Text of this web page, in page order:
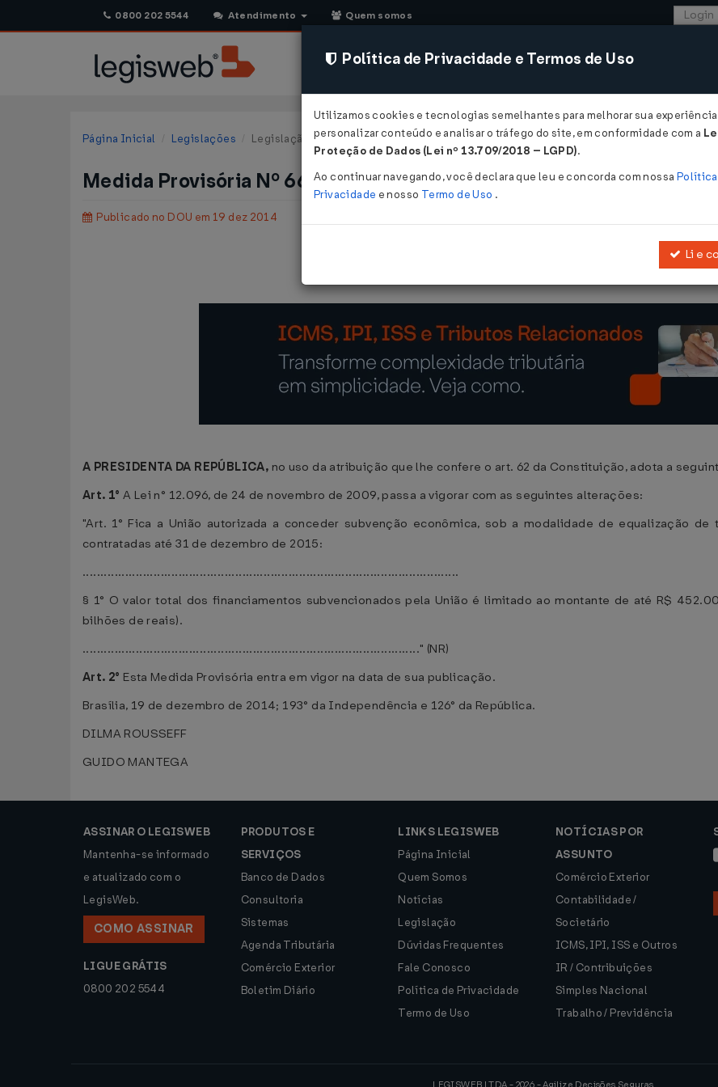
0800 202 5544 Atendimento Quem somos
CONSULTORIA SISTEMAS COMÉRCIO
Página Inicial Legislações Legislação Federal
Medida Provisória Nº 663 DE 19/12/2014
Publicado no DOU em 19 dez 2014
Altera a Lei n° 12.096, de 24 de novembro de 2009.
A PRESIDENTA DA REPÚBLICA, no uso da atribuição que lhe confere o art. 62 da Constituição, adota a
Art. 1°A Lei n° 12.096, de 24 de novembro de 2009, passa a vigorar com as seguintes alterações:
"Art. 1° Fica a União autorizada a conceder subvenção econômica, sob a modalidade de equalização
contratadas até 31 de dezembro de 2015:
..........................................................................................................
§ 1° O valor total dos financiamentos subvencionados pela União é limitado ao montante de até R$
bilhões de reais).
..............................................................................................." (NR)
Art. 2° Esta Medida Provisória entra em vigor na data de sua publicação.
Brasília, 19 de dezembro de 2014; 193° da Independência e 126° da República.
DILMA ROUSSEFF
GUIDO MANTEGA
ASSINAR O LEGISWEB
Mantenha-se informado
e atualizado com o
LegisWeb.
COMO ASSINAR
LIGUE GRÁTIS
0800 202 5544
PRODUTOS E
SERVIÇOS
Banco de Dados
Consultoria
Sistemas
Agenda Tributária
Comércio Exterior
Boletim Diário
LINKS LEGISWEB
Página Inicial
Quem Somos
Notícias
Legislação
Dúvidas Frequentes
Fale Conosco
Política de Privacidade
Termo de Uso
NOTÍCIAS POR
ASSUNTO
Comércio Exterior
Contabilidade /
Societário
ICMS, IPI, ISS e Outros
IR / Contribuições
Simples Nacional
Trabalho / Previdência
Política de Privacidade e Termos de Uso
Utilizamos cookies e tecnologias semelhantes para melhorar sua
personalizar conteúdo e analisar o tráfego do site, em conformidade com a
Proteção de Dados (Lei nº 13.709/2018 – LGPD).
Ao continuar navegando, você declara que leu e concorda com nossa
Privacidade e nosso Termo de Uso .
Li e